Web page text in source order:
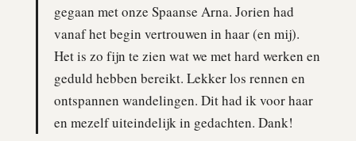
gegaan met onze Spaanse Arna. Jorien had
vanaf het begin vertrouwen in haar (en mij).
Het is zo fijn te zien wat we met hard werken en
geduld hebben bereikt. Lekker los rennen en
ontspannen wandelingen. Dit had ik voor haar
en mezelf uiteindelijk in gedachten. Dank!